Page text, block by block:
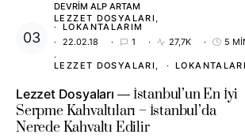
DEVRIM ALP ARTAM
LEZZET DOSYALARI
LOKANTALARIM
22.02.18
1 27,7K 5
LEZZET DOSYALARI
Lezzet Dosyaları
İstanbul’un En İyi
Serpme Kahvaltıları – İstanbul’da
Nerede Kahvaltı Edilir